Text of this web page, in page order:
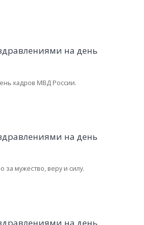
кадров МВД России.
за мужество, веру и силу.